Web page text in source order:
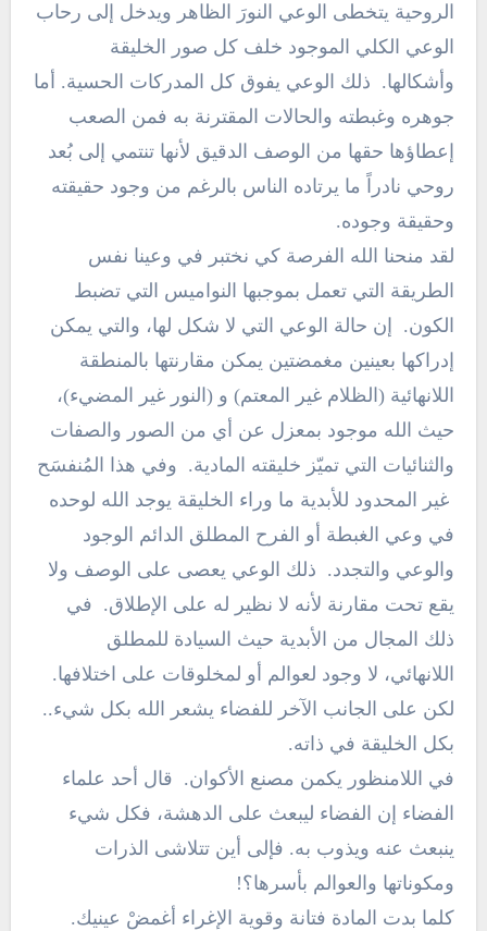
الروحية يتخطى الوعي النورَ الظاهر ويدخل إلى رحاب
الوعي الكلي الموجود خلف كل صور الخليقة
وأشكالها. ذلك الوعي يفوق كل المدركات الحسية. أما
جوهره وغبطته والحالات المقترنة به فمن الصعب
إعطاؤها حقها من الوصف الدقيق لأنها تنتمي إلى بُعد
روحي نادراً ما يرتاده الناس بالرغم من وجود حقيقته
وحقيقة وجوده.
لقد منحنا الله الفرصة كي نختبر في وعينا نفس
الطريقة التي تعمل بموجبها النواميس التي تضبط
الكون. إن حالة الوعي التي لا شكل لها، والتي يمكن
إدراكها بعينين مغمضتين يمكن مقارنتها بالمنطقة
اللانهائية (الظلام غير المعتم) و (النور غير المضيء)،
حيث الله موجود بمعزل عن أي من الصور والصفات
والثنائيات التي تميّز خليقته المادية. وفي هذا المُنفسَح
غير المحدود للأبدية ما وراء الخليقة يوجد الله لوحده
في وعي الغبطة أو الفرح المطلق الدائم الوجود
والوعي والتجدد. ذلك الوعي يعصى على الوصف ولا
يقع تحت مقارنة لأنه لا نظير له على الإطلاق. في
ذلك المجال من الأبدية حيث السيادة للمطلق
اللانهائي، لا وجود لعوالم أو لمخلوقات على اختلافها.
لكن على الجانب الآخر للفضاء يشعر الله بكل شيء..
بكل الخليقة في ذاته.
في اللامنظور يكمن مصنع الأكوان. قال أحد علماء
الفضاء إن الفضاء ليبعث على الدهشة، فكل شيء
ينبعث عنه ويذوب به. فإلى أين تتلاشى الذرات
ومكوناتها والعوالم بأسرها؟!
كلما بدت المادة فتانة وقوية الإغراء أغمضْ عينيك.